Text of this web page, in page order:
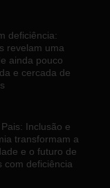
deficiência:
revelam uma
ainda pouco
e cercada de
Inclusão e
transformam a
e o futuro de
com deficiência